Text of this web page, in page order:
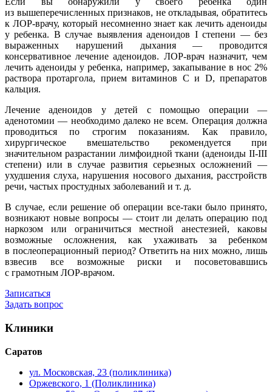
из вышеперечисленных признаков, не откладывая, обратитесь
к ЛОР-врачу, который несомненно знает как лечить аденоиды
у ребенка. В случае выявления аденоидов I степени — без
выраженных нарушений дыхания — проводится
консервативное лечение аденоидов. ЛОР-врач назначит, чем
лечить аденоиды у ребенка, например, закапывание в нос 2%
раствора протаргола, прием витаминов С и D, препаратов
кальция.
Лечение аденоидов у детей с помощью операции —
аденотомии — необходимо далеко не всем. Операция должна
проводиться по строгим показаниям. Как правило,
хирургическое вмешательство рекомендуется при
значительном разрастании лимфоидной ткани (аденоиды II-III
степени) или в случае развития серьезных осложнений —
ухудшения слуха, нарушения носового дыхания, расстройств
речи, частых простудных заболеваний и т. д.
В случае, если решение об операции все-таки было принято,
возникают новые вопросы — стоит ли делать операцию под
наркозом или ограничиться местной анестезией, каковы
возможные осложнения, как ухаживать за ребенком
в послеоперационный период? Ответить на них можно, лишь
взвесив все возможные риски и посоветовавшись
с грамотным ЛОР-врачом.
Записаться
Задать вопрос
Клиники
Саратов
ул. Московская, 23 (поликлиника)
Оржевского, 1 (Поликлиника)